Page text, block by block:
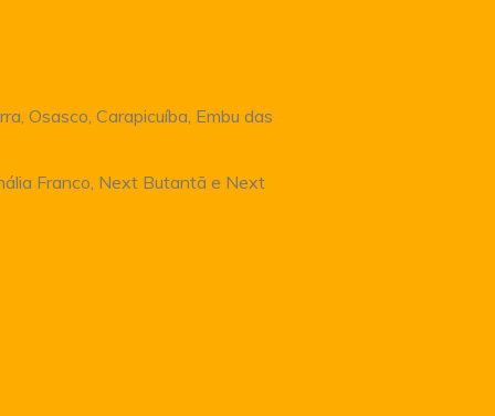
Osasco, Carapicuíba, Embu das
Franco, Next Butantã e Next